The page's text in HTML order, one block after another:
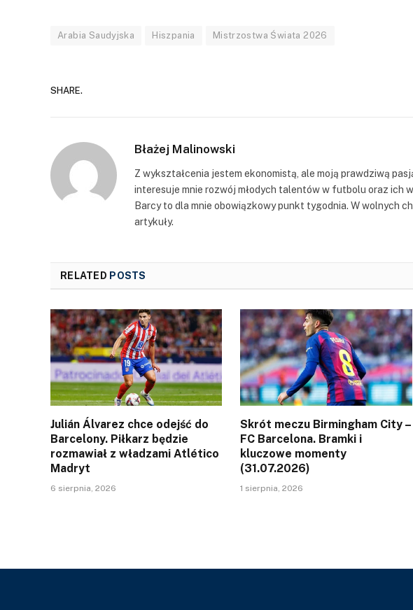
Arabia Saudyjska Hiszpania Mistrzostwa Świata 2026
SHARE.
Błażej Malinowski
Z wykształcenia jestem ekonomistą, ale moją prawdziwą
interesuje mnie rozwój młodych talentów w futbolu oraz ich
Barcy to dla mnie obowiązkowy punkt tygodnia. W wolnych
artykuły.
RELATED POSTS
Julián Álvarez chce odejść do
Barcelony. Piłkarz będzie
rozmawiał z władzami Atlético
Madryt
6 sierpnia, 2026
Skrót meczu Birmingham City –
FC Barcelona. Bramki i
kluczowe momenty
(31.07.2026)
1 sierpnia, 2026